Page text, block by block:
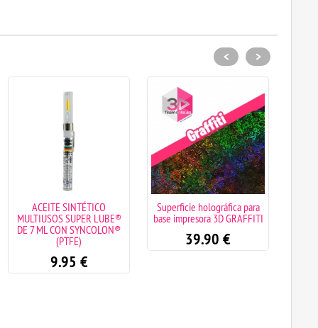
ACEITE SINTÉTICO
MULTIUSOS SUPER LUBE®
DE 7 ML CON SYNCOLON®
(PTFE)
9.95 €
Superficie holográfica para
base impresora 3D GRAFFITI
39.90 €
< >